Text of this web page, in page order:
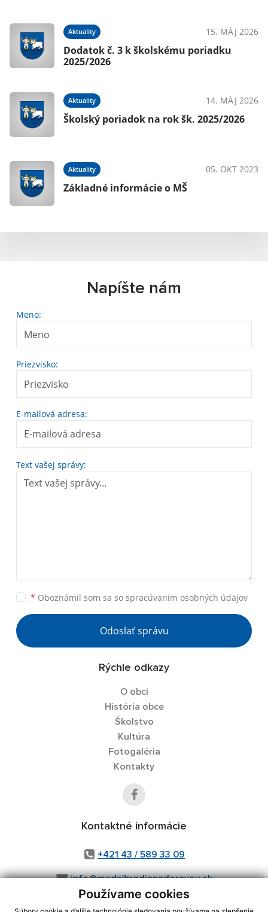
Používame cookies
Aktuality 15. MÁJ 2026
Dodatok č. 3 k školskému poriadku
2025/2026
Aktuality 14. MÁJ 2026
Školský poriadok na rok šk. 2025/2026
Aktuality 05. OKT 2023
Základné informácie o MŠ
Napíšte nám
Meno:
Priezvisko:
E-mailová adresa:
Text vašej správy:
* Oboznámil som sa so spracúvaním osobných údajov
Odoslať správu
Rýchle odkazy
O obci
História obce
Školstvo
Kultúra
Fotogaléria
Kontakty
Kontaktné informácie
+421 43 / 589 33 09
info@medzibrodienadoravou.sk